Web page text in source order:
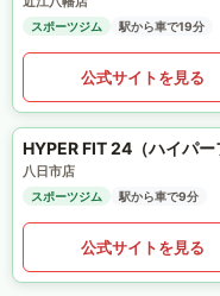
スポーツジム 駅から車で19分
公式サイトを見る
HYPER FIT 24（ハイパー
八日市店
スポーツジム 駅から車で9分
公式サイトを見る